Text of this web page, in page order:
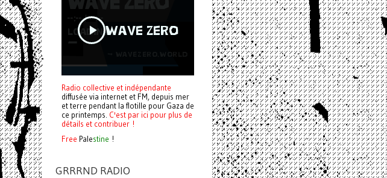
Radio collective et indépendante
diffusée via internet et FM, depuis mer
et terre pendant la flotille pour Gaza de
ce printemps. C'est par ici pour plus de
détails et contribuer !
Free Palestine !
GRRRND RADIO